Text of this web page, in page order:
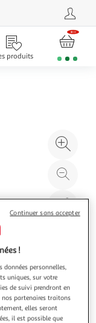
produits
à
100
le
!
données personnelles,
uniques, sur votre
de suivi prendront en
nos partenaires traitons
elles seront
il est possible que
Continuer sans accepter